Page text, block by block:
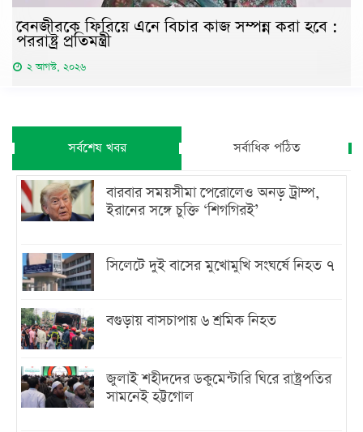
বেনজীরকে ফিরিয়ে এনে বিচার কাজ সম্পন্ন করা হবে :
পররাষ্ট্র প্রতিমন্ত্রী
২ আগস্ট, ২০২৬
সর্বশেষ খবর সর্বাধিক পঠিত
বারবার সময়সীমা পেরোলেও অনড় ট্রাম্প,
ইরানের সঙ্গে চুক্তি ‘শিগগিরই’
সিলেটে দুই বাসের মুখোমুখি সংঘর্ষে নিহত ৭
বগুড়ায় বাসচাপায় ৬ শ্রমিক নিহত
জুলাই শহীদদের ডকুমেন্টারি ঘিরে রাষ্ট্রপতির
সামনেই হট্টগোল